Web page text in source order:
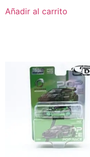
Añadir al carrito